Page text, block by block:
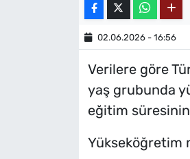
02.06.2026 - 16:56
Verilere göre
yaş grubunda
eğitim süresinin
Yükseköğretim